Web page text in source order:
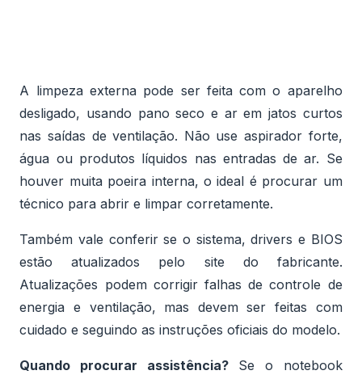
A limpeza externa pode ser feita com o aparelho
desligado, usando pano seco e ar em jatos curtos
nas saídas de ventilação. Não use aspirador forte,
água ou produtos líquidos nas entradas de ar. Se
houver muita poeira interna, o ideal é procurar um
técnico para abrir e limpar corretamente.
Também vale conferir se o sistema, drivers e BIOS
estão atualizados pelo site do fabricante.
Atualizações podem corrigir falhas de controle de
energia e ventilação, mas devem ser feitas com
cuidado e seguindo as instruções oficiais do modelo.
Quando procurar assistência?Se o notebook